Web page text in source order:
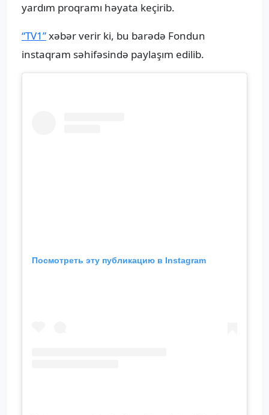
yardım proqramı həyata keçirib.
“TV1”xəbər verir ki, bu barədə Fondun
instaqram səhifəsində paylaşım edilib.
Посмотреть эту публикацию в Instagram